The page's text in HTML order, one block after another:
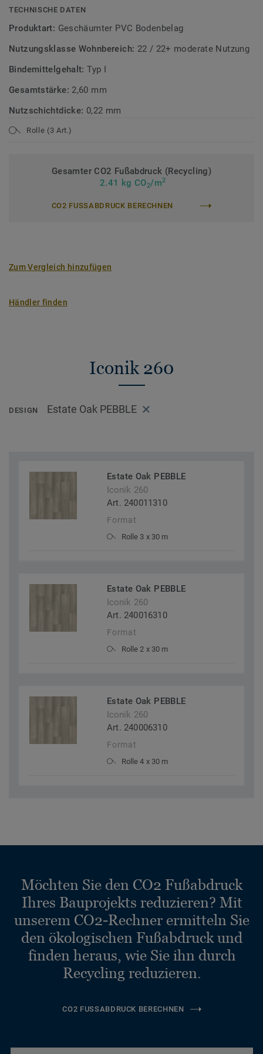
TECHNISCHE DATEN
Produktart: Geschäumter PVC Bodenbelag
Nutzungsklasse Wohnbereich: 22 / 22+ moderate Nutzung
Bindemittelgehalt:Typ I
Gesamtstärke: 2,60 mm
Nutzschichtdicke: 0,22 mm
Rolle (3 Art.)
Gesamter CO2 Fußabdruck (Recycling)
2.41 kg CO2/m2
CO2 FUSSABDRUCK BERECHNEN
Zum Vergleich hinzufügen
Händler finden
Iconik 260
DESIGN Estate Oak PEBBLE
Estate Oak PEBBLE
Iconik 260
Art. 240011310
Format
Rolle 3 x 30 m
Estate Oak PEBBLE
Iconik 260
Art. 240016310
Format
Rolle 2 x 30 m
Estate Oak PEBBLE
Iconik 260
Art. 240006310
Format
Rolle 4 x 30 m
Möchten Sie den CO2 Fußabdruck
Ihres Bauprojekts reduzieren? Mit
unserem CO2-Rechner ermitteln Sie
den ökologischen Fußabdruck und
finden heraus, wie Sie ihn durch
Recycling reduzieren.
CO2 FUSSABDRUCK BERECHNEN